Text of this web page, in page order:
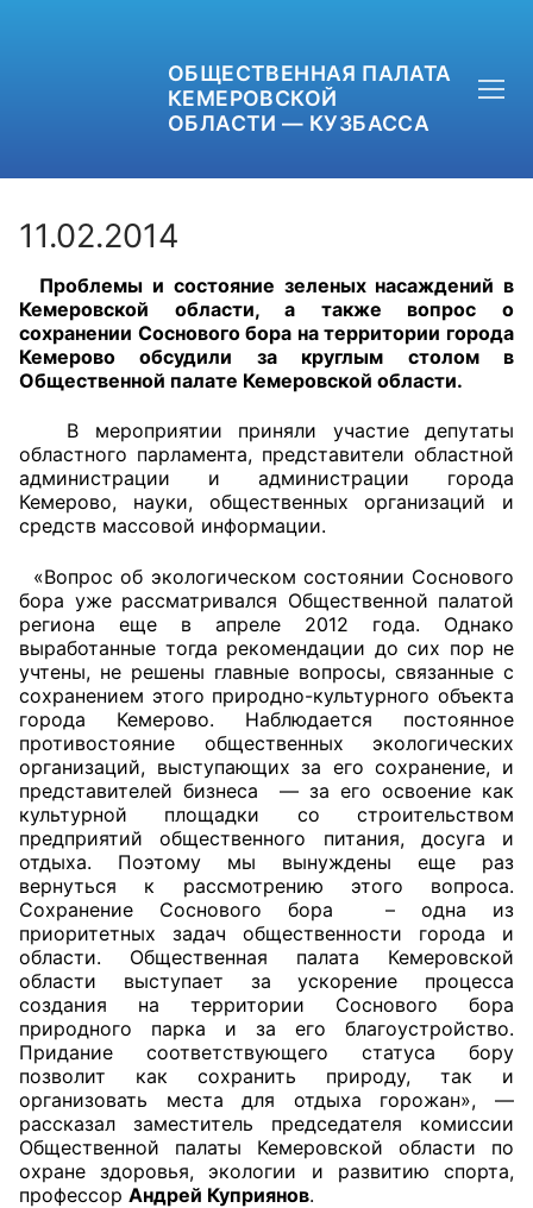
ОБЩЕСТВЕННАЯ ПАЛАТА
КЕМЕРОВСКОЙ
ОБЛАСТИ — КУЗБАССА
+7 (3842) 58-82-40
OPKO42@BK.RU
Главная
Общественные советы
Общественные советы при территориальных
органах федеральных органов
исполнительной власти
Общественные советы по проведению
независимой оценки качества условий
оказания услуг
О Палате
Структура Палаты
Комиссии
Экспертный совет ОП КО
Совет ОП КО
Общественный штаб
11.02.2014
Проблемы и состояние зеленых насаждений в
Кемеровской области, а также вопрос о
сохранении Соснового бора на территории города
Кемерово обсудили за круглым столом в
Общественной палате Кемеровской области.
В мероприятии приняли участие депутаты
областного парламента, представители областной
администрации и администрации города
Кемерово, науки, общественных организаций и
средств массовой информации.
«Вопрос об экологическом состоянии Соснового
бора уже рассматривался Общественной палатой
региона еще в апреле 2012 года. Однако
выработанные тогда рекомендации до сих пор не
учтены, не решены главные вопросы, связанные с
сохранением этого природно-культурного объекта
города Кемерово. Наблюдается постоянное
противостояние общественных экологических
организаций, выступающих за его сохранение, и
представителей бизнеса — за его освоение как
культурной площадки со строительством
предприятий общественного питания, досуга и
отдыха. Поэтому мы вынуждены еще раз
вернуться к рассмотрению этого вопроса.
Сохранение Соснового бора – одна из
приоритетных задач общественности города и
области. Общественная палата Кемеровской
области выступает за ускорение процесса
создания на территории Соснового бора
природного парка и за его благоустройство.
Придание соответствующего статуса бору
позволит как сохранить природу, так и
организовать места для отдыха горожан», —
рассказал заместитель председателя комиссии
Общественной палаты Кемеровской области по
охране здоровья, экологии и развитию спорта,
профессор Андрей Куприянов.